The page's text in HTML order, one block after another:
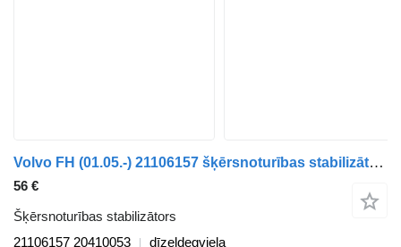
Volvo FH (01.05.-) 21106157 šķērsnoturības stabilizātors paredzēts Volvo FH12, FH16, NH12, FH, VNL780 (1993-2014) kravas automašīnas
56 €
Šķērsnoturības stabilizātors
21106157 20410053
dīzeļdegviela